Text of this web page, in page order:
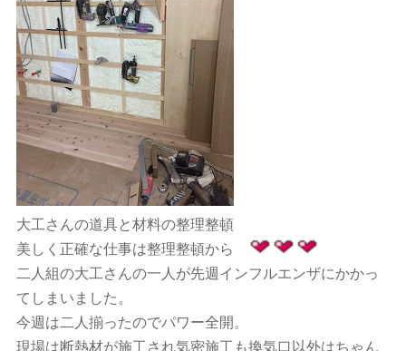
大工さんの道具と材料の整理整頓
美しく正確な仕事は整理整頓から
二人組の大工さんの一人が先週インフルエンザにかかっ
てしまいました。
今週は二人揃ったのでパワー全開。
現場は断熱材が施工され気密施工も換気口以外はちゃん